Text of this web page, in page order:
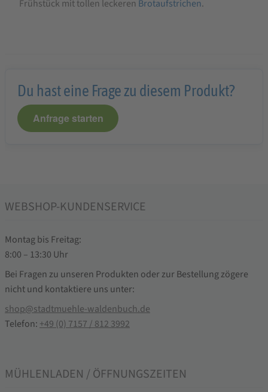
Frühstück mit tollen leckeren Brotaufstrichen.
Du hast eine Frage zu diesem Produkt?
Anfrage starten
WEBSHOP-KUNDENSERVICE
Montag bis Freitag:
8:00 – 13:30 Uhr
Bei Fragen zu unseren Produkten oder zur Bestellung zögere
nicht und kontaktiere uns unter:
shop@stadtmuehle-waldenbuch.de
Telefon: +49 (0) 7157 / 812 3992
MÜHLENLADEN / ÖFFNUNGSZEITEN